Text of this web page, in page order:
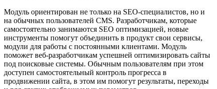
Модуль ориентирован не только на SEO-специалистов, но и
на обычных пользователей CMS. Разработчикам, которые
самостоятельно занимаются SEO оптимизацией, новые
инструменты помогут объединить в продукт свои сервисы,
модули для работы с постоянными клиентами. Модуль
поможет веб-разработчикам успешней оптимизировать сайты
под поисковые системы. Обычным пользователям при этом
доступен самостоятельный контроль прогресса в
продвижении сайта, в этом им помогут результаты, переходы